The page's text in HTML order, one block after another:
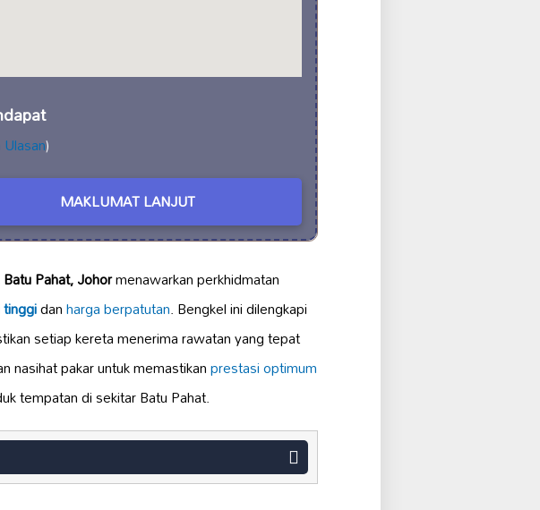
)
MAKLUMAT LANJUT
Pahat, Johormenawarkan perkhidmatan
danharga berpatutan. Bengkel ini dilengkapi
setiap kereta menerima rawatan yang tepat
nasihat pakar untuk memastikanprestasi optimum
tempatan di sekitar Batu Pahat.